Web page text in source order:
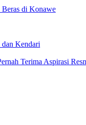
Beras di Konawe
Kendari
Terima Aspirasi